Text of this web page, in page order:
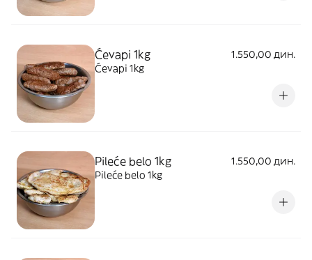
Ćevapi 1kg
1.550,00 дин.
Ćevapi 1kg
Pileće belo 1kg
1.550,00 дин.
Pileće belo 1kg